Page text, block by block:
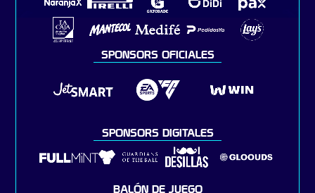
SPONSORS OFICIALES
SPONSORS DIGITALES
BALÓN DE JUEGO